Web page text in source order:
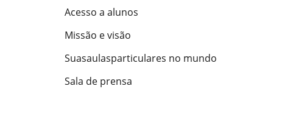
Acesso a alunos
Missão e visão
Suasaulasparticulares no mundo
Sala de prensa